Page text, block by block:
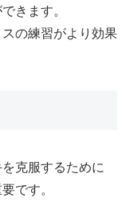
きます。
の練習がより効果
克服するために
です。